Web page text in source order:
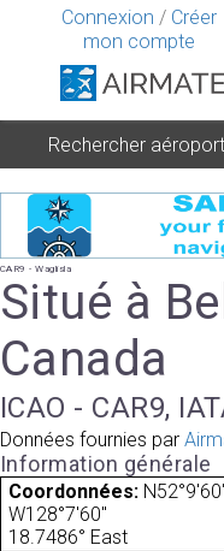
Connexion / Créer
mon compte
Rechercher aéroport
CAR9 - Waglisla
Situé à
Canada
ICAO - CAR9,
Données fournies par
Information générale
Coordonnées:
W128°7'60"
18.7486° East